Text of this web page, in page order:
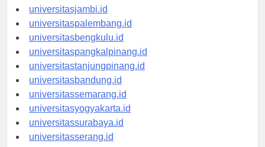
universitaspekanbaru.id
universitasjambi.id
universitaspalembang.id
universitasbengkulu.id
universitaspangkalpinang.id
universitastanjungpinang.id
universitasbandung.id
universitassemarang.id
universitasyogyakarta.id
universitassurabaya.id